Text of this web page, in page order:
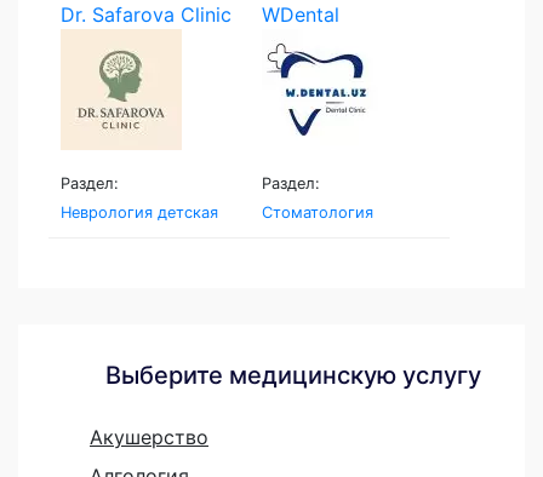
Dr. Safarova Clinic
Раздел:
Неврология детская
WDental
Раздел:
Стоматология
Выберите медицинскую услугу
Акушерство